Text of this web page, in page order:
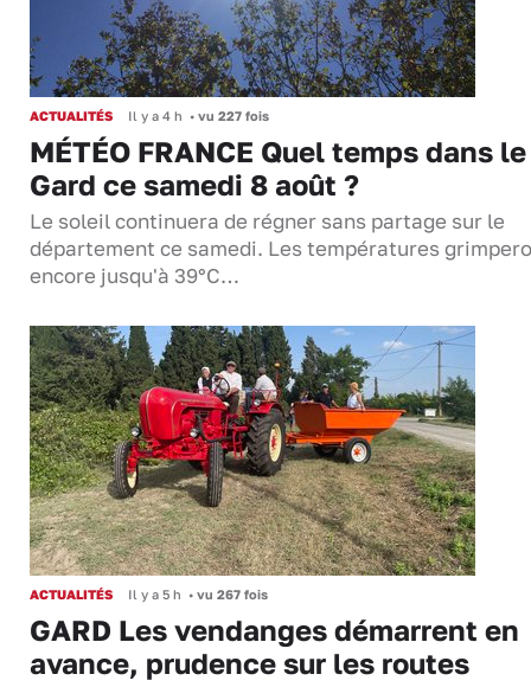
ACTUALITÉS Il y a 4 h • vu 227 fois
MÉTÉO FRANCE Quel temps dans le
Gard ce samedi 8 août ?
Le soleil continuera de régner sans partage sur le
département ce samedi. Les températures
encore jusqu'à 39°C…
ACTUALITÉS Il y a 5 h • vu 267 fois
GARD Les vendanges démarrent en
avance, prudence sur les routes